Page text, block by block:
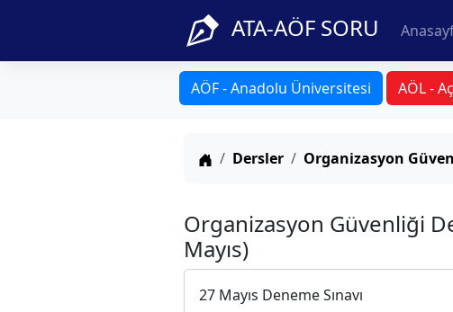
ATA-AÖF SORU
AÖF - Anadolu Üniversitesi AÖL -
Anasayfa
Dersler Organizasyon
Organizasyon Güvenliği
Mayıs)
27 Mayıs Deneme Sınavı